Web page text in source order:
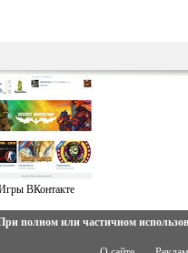
ВКонтакте
полном или частичном